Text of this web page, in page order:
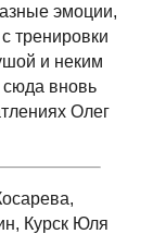
эмоции,
тренировки
и неким
сюда вновь
Олег
Курск Юля